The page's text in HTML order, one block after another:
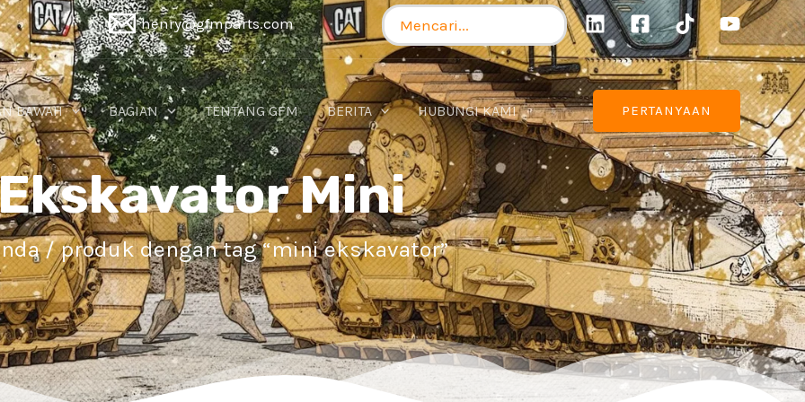
henry@gfmparts.com
Pencarian
untuk:
BAWAH BAGIAN TENTANG GFM BERITA HUBUNGI KAMI PERTANYAAN
Mini
/ produk dengan tag “mini ekskavator”